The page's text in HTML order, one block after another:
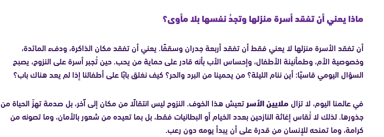
ماذا يعني أن تفقد أسرة منزلها وتجدُ نفسها بلا مأوى؟
أن تفقد الأسرة منزلها لا يعني فقط أن تفقد أربعة جدران وسقفًا. يعني أن تفقد مكان الذاكرة، ودفء المائدة،
وخصوصية الأم، وطمأنينة الأطفال، وإحساس الأب بأنه قادر على حماية من يحب. حين تُجبر أسرة على النزوح، يصبح
السؤال اليومي قاسيًا: أين ننام الليلة؟ من يحمينا من البرد والحر؟ كيف نغلق بابًا على أطفالنا إذا لم يعد هناك باب؟
في عالمنا اليوم، لا تزالملايين الأسرتعيش هذا الخوف. النزوح ليس انتقالًا من مكان إلى آخر، بل صدمة تهزّ الحياة من
جذورها. لذلك لا تُقاس إغاثة النازحين بعدد الخيام أو البطانيات فقط، بل بما تعيده من شعور بالأمان، وما تصونه من
كرامة، وما تمنحه للإنسان من قدرة على أن يبدأ يومه دون رعب.